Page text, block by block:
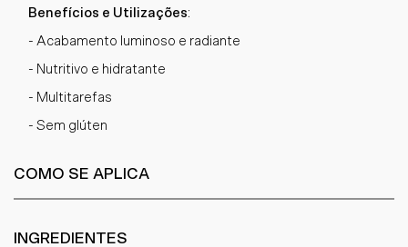
Benefícios e Utilizações:
- Acabamento luminoso e radiante
- Nutritivo e hidratante
- Multitarefas
- Sem glúten
COMO SE APLICA
INGREDIENTES